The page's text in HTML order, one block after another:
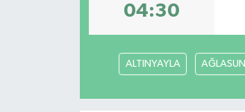
04:30
ALTINYAYLA AĞLASUN